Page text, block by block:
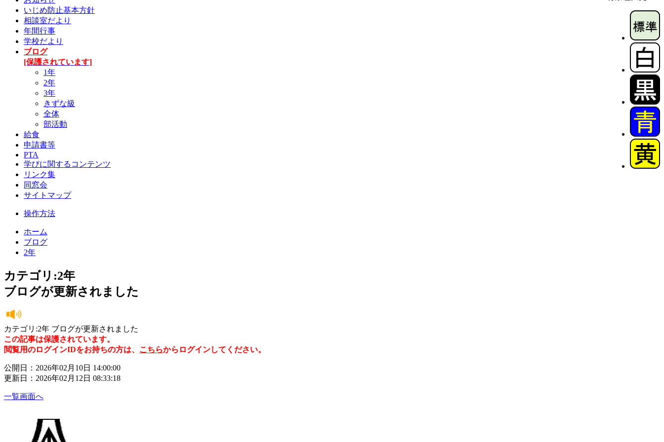
いじめ防止基本方針
相談室だより
年間行事
学校だより
ブログ
[保護されています]
1年
2年
3年
きずな級
全体
部活動
給食
申請書等
PTA
学びに関するコンテンツ
リンク集
同窓会
サイトマップ
操作方法
ホーム
ブログ
2年
カテゴリ:2年
ブログが更新されました
カテゴリ:2年 ブログが更新されました
この記事は保護されています。
閲覧用のログインIDをお持ちの方は、 こちらからログインしてください。
公開日：2026年02月10日 14:00:00
更新日：2026年02月12日 08:33:18
一覧画面へ